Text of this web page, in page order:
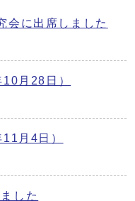
会に出席しました
月28日）
月4日）
した